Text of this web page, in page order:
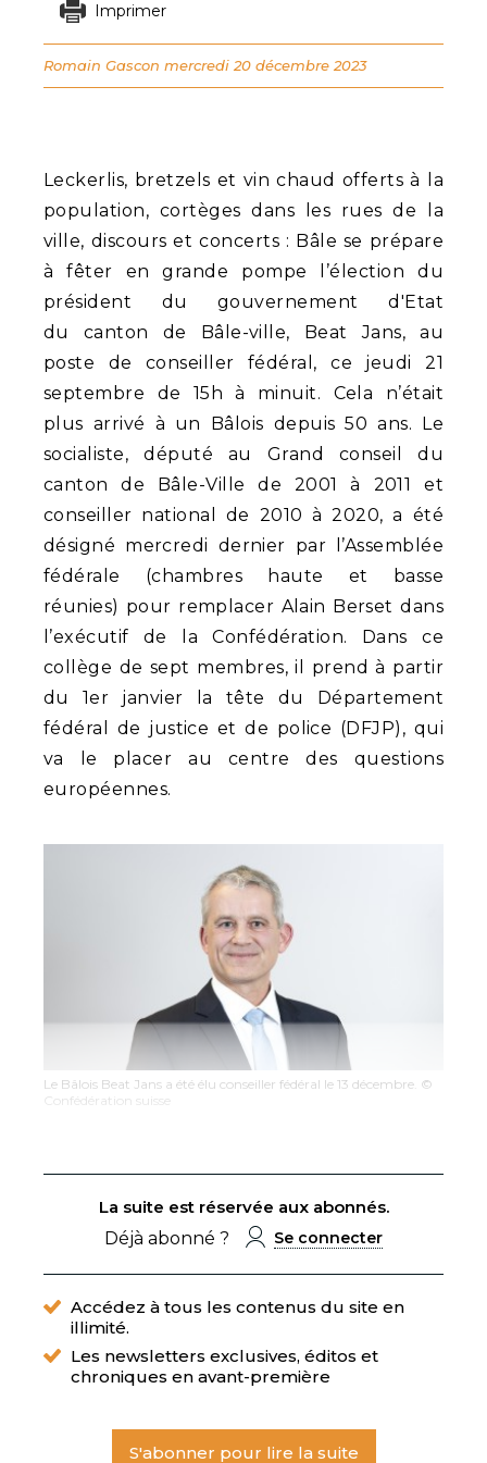
Leckerlis, bretzels et vin chaud offerts à la
population, cortèges dans les rues de la
ville, discours et concerts : Bâle se prépare
à fêter en grande pompe l’élection du
président du gouvernement d'Etat
du canton de Bâle-ville, Beat Jans, au
poste de conseiller fédéral, ce jeudi 21
septembre de 15h à minuit. Cela n’était
plus arrivé à un Bâlois depuis 50 ans. Le
socialiste, député au Grand conseil du
canton de Bâle-Ville de 2001 à 2011 et
conseiller national de 2010 à 2020, a été
désigné mercredi dernier par l’Assemblée
fédérale (chambres haute et basse
réunies) pour remplacer Alain Berset dans
l’exécutif de la Confédération. Dans ce
collège de sept membres, il prend à partir
du 1er janvier la tête du Département
fédéral de justice et de police (DFJP), qui
va le placer au centre des questions
européennes.
Le Bâlois Beat Jans a été élu conseiller fédéral le 13 décembre. ©
Confédération suisse
La suite est réservée aux abonnés.
Déjà abonné ?
Se connecter
Accédez à tous les contenus du site en
illimité.
Les newsletters exclusives, éditos et
chroniques en avant-première
S'abonner pour lire la suite
Imprimer
Romain Gascon mercredi 20 décembre 2023